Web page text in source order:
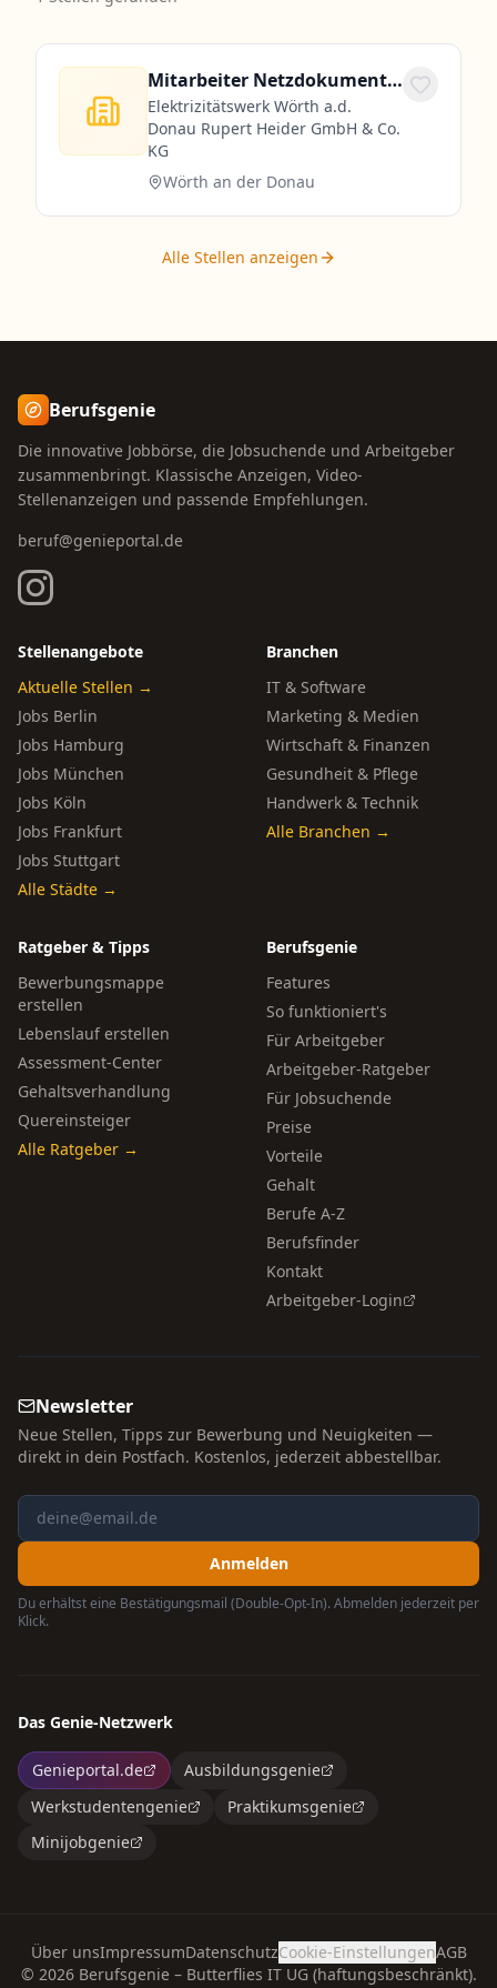
Mitarbeiter Netzdokumentation, GIS-Fachkraft, Vermessungstechniker (m/w/d)
Elektrizitätswerk Wörth a.d.
Donau Rupert Heider GmbH & Co.
KG
Wörth an der Donau
Alle Stellen anzeigen
Berufsgenie
Die innovative Jobbörse, die Jobsuchende und Arbeitgeber
zusammenbringt. Klassische Anzeigen, Video-
Stellenanzeigen und passende Empfehlungen.
beruf@genieportal.de
Stellenangebote
Aktuelle Stellen →
Jobs Berlin
Jobs Hamburg
Jobs München
Jobs Köln
Jobs Frankfurt
Jobs Stuttgart
Alle Städte →
Branchen
IT & Software
Marketing & Medien
Wirtschaft & Finanzen
Gesundheit & Pflege
Handwerk & Technik
Alle Branchen →
Ratgeber & Tipps
Bewerbungsmappe
erstellen
Lebenslauf erstellen
Assessment-Center
Gehaltsverhandlung
Quereinsteiger
Alle Ratgeber →
Berufsgenie
Features
So funktioniert's
Für Arbeitgeber
Arbeitgeber-Ratgeber
Für Jobsuchende
Preise
Vorteile
Gehalt
Berufe A-Z
Berufsfinder
Kontakt
Arbeitgeber-Login
Newsletter
Neue Stellen, Tipps zur Bewerbung und Neuigkeiten —
direkt in dein Postfach. Kostenlos, jederzeit abbestellbar.
Anmelden
Du erhältst eine Bestätigungsmail (Double-Opt-In). Abmelden jederzeit per
Klick.
Das Genie-Netzwerk
Genieportal.de
Ausbildungsgenie
Werkstudentengenie
Praktikumsgenie
Minijobgenie
Über unsImpressumDatenschutzCookie-EinstellungenAGB
© 2026Berufsgenie – Butterflies IT UG (haftungsbeschränkt).